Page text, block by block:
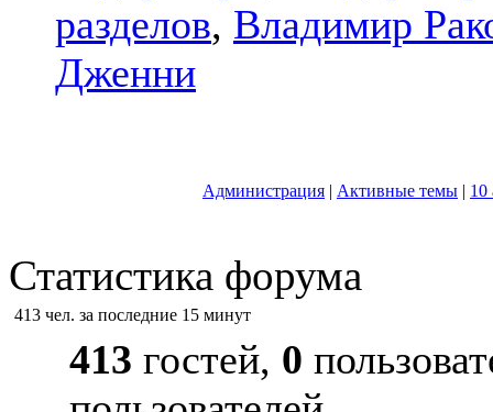
разделов, Владимир
Дженни
Администрация | Активные темы | 10
Статистика форума
413 чел. за последние 15 минут
413 гостей, 0